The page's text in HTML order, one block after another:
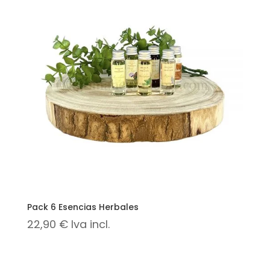
Pack 6 Esencias Herbales
22,90 € Iva incl.